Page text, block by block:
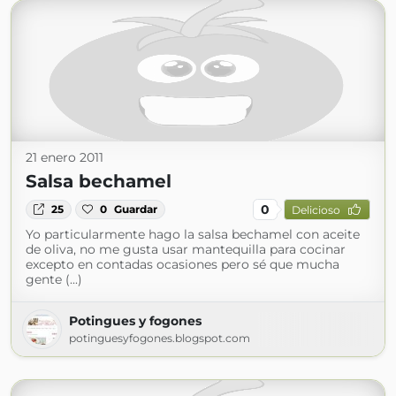
21 enero 2011
Salsa bechamel
25 0 Guardar 0 Delicioso
Yo particularmente hago la salsa bechamel con aceite
de oliva, no me gusta usar mantequilla para cocinar
excepto en contadas ocasiones pero sé que mucha
gente (...)
Potingues y fogones
potinguesyfogones.blogspot.com